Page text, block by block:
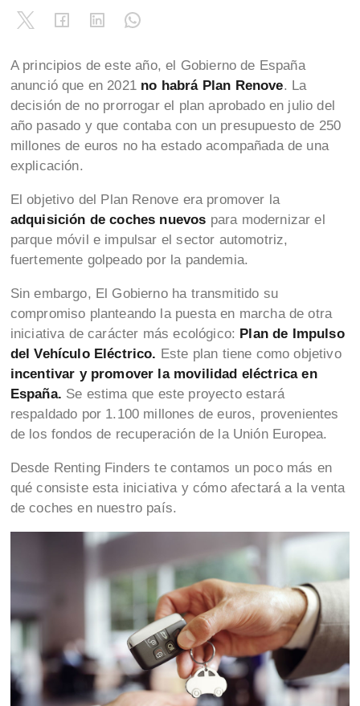
A principios de este año, el Gobierno de España
anunció que en 2021 no habrá Plan Renove. La
decisión de no prorrogar el plan aprobado en julio del
año pasado y que contaba con un presupuesto de 250
millones de euros no ha estado acompañada de una
explicación.
El objetivo del Plan Renove era promover la
adquisición de coches nuevos para modernizar el
parque móvil e impulsar el sector automotriz,
fuertemente golpeado por la pandemia.
Sin embargo, El Gobierno ha transmitido su
compromiso planteando la puesta en marcha de otra
iniciativa de carácter más ecológico: Plan de Impulso
del Vehículo Eléctrico. Este plan tiene como objetivo
incentivar y promover la movilidad eléctrica en
España. Se estima que este proyecto estará
respaldado por 1.100 millones de euros, provenientes
de los fondos de recuperación de la Unión Europea.
Desde Renting Finders te contamos un poco más en
qué consiste esta iniciativa y cómo afectará a la venta
de coches en nuestro país.